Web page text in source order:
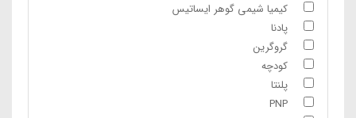
کیمیا شیمی گوهر ایساتیس
پادنا
گروگرین
کودچه
پلنتا
PNP